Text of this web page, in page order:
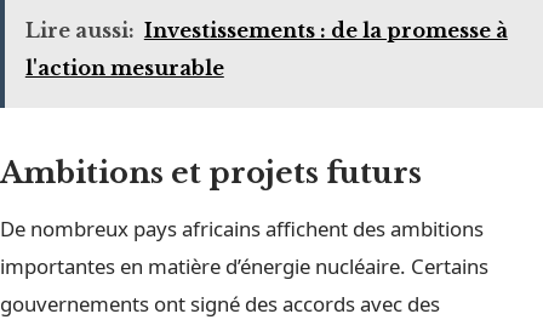
Lire aussi: Investissements : de la promesse à
l'action mesurable
Ambitions et projets futurs
De nombreux pays africains affichent des ambitions
importantes en matière d’énergie nucléaire. Certains
gouvernements ont signé des accords avec des